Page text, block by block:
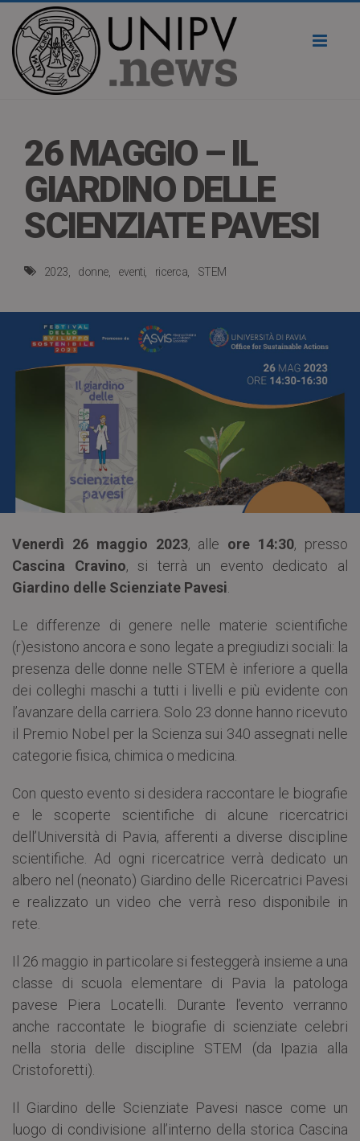
26 MAGGIO – IL
GIARDINO DELLE
SCIENZIATE PAVESI
2023 donne eventi ricerca STEM
Venerdì 26 maggio 2023, alle ore 14:30, presso
Cascina Cravino, si terrà un evento dedicato al
Giardino delle Scienziate Pavesi
Le differenze di genere nelle materie scientifiche
(r)esistono ancora e sono legate a pregiudizi sociali: la
presenza delle donne nelle STEM è inferiore a quella
dei colleghi maschi a tutti i livelli e più evidente con
l’avanzare della carriera. Solo 23 donne hanno ricevuto
il Premio Nobel per la Scienza sui 340 assegnati nelle
categorie fisica, chimica o medicina.
Con questo evento si desidera raccontare le biografie
e le scoperte scientifiche di alcune ricercatrici
dell’Università di Pavia, afferenti a diverse discipline
scientifiche. Ad ogni ricercatrice verrà dedicato un
albero nel (neonato) Giardino delle Ricercatrici Pavesi
e realizzato un video che verrà reso disponibile in
rete.
Il 26 maggio in particolare si festeggerà insieme a una
classe di scuola elementare di Pavia la patologa
pavese Piera Locatelli. Durante l’evento verranno
anche raccontate le biografie di scienziate celebri
nella storia delle discipline STEM (da Ipazia alla
Cristoforetti).
Il Giardino delle Scienziate Pavesi nasce come un
luogo di condivisione all’interno della storica Cascina